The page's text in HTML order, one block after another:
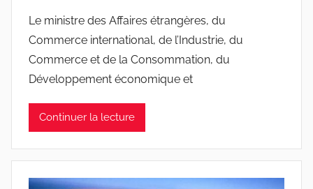
Le ministre des Affaires étrangères, du
Commerce international, de l’Industrie, du
Commerce et de la Consommation, du
Développement économique et
Continuer la lecture